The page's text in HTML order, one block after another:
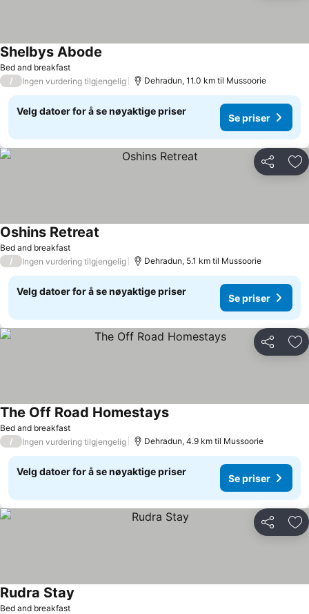
Bed and breakfast
Shelbys Abode
/ Ingen vurdering tilgjengelig Dehradun, 11.0 km til Mussoorie
Velg datoer for å se nøyaktige priser
Se priser
Del
Bed and breakfast
Oshins Retreat
/ Ingen vurdering tilgjengelig Dehradun, 5.1 km til Mussoorie
Velg datoer for å se nøyaktige priser
Se priser
Del
Bed and breakfast
The Off Road HomestaysSe priser
/ Ingen vurdering tilgjengelig Dehradun, 4.9 km til Mussoorie
Velg datoer for å se nøyaktige priser
Se priser
Del
Bed and breakfast
Rudra Stay